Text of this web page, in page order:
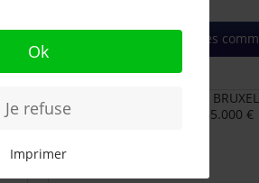
Toutes les
Ok
Je refuse
Imprimer